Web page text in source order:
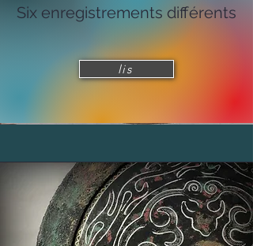
Six enregistrements différents
lis